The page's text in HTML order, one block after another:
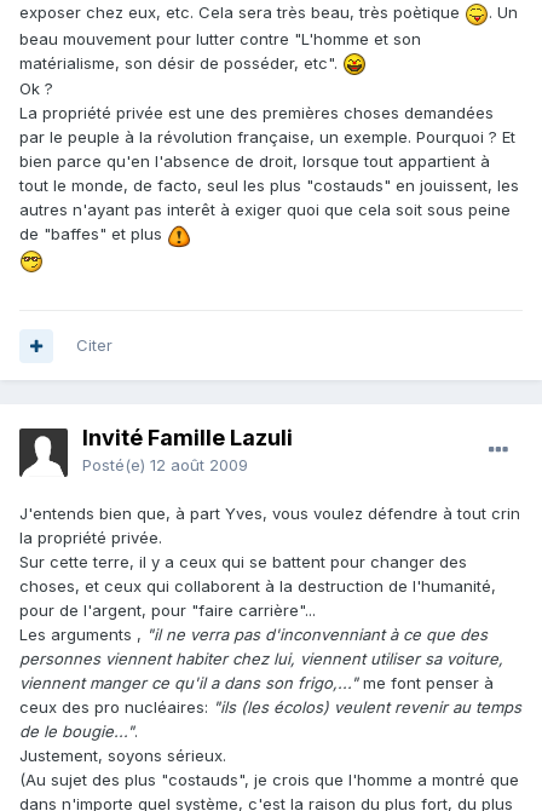
exposer chez eux, etc. Cela sera très beau, très poètique
. Un
beau mouvement pour lutter contre "L'homme et son
matérialisme, son désir de posséder, etc".
Ok ?
La propriété privée est une des premières choses demandées
par le peuple à la révolution française, un exemple. Pourquoi ? Et
bien parce qu'en l'absence de droit, lorsque tout appartient à
tout le monde, de facto, seul les plus "costauds" en jouissent, les
autres n'ayant pas interêt à exiger quoi que cela soit sous peine
de "baffes" et plus
Citer
Invité Famille Lazuli
Posté(e) 12 août 2009
J'entends bien que, à part Yves, vous voulez défendre à tout crin
la propriété privée.
Sur cette terre, il y a ceux qui se battent pour changer des
choses, et ceux qui collaborent à la destruction de l'humanité,
pour de l'argent, pour "faire carrière"...
Les arguments , "il ne verra pas d'inconvenniant à ce que des
personnes viennent habiter chez lui, viennent utiliser sa voiture,
viennent manger ce qu'il a dans son frigo,..."me font penser à
ceux des pro nucléaires: "ils (les écolos) veulent revenir au temps
de le bougie...".
Justement, soyons sérieux.
(Au sujet des plus "costauds", je crois que l'homme a montré que
dans n'importe quel système, c'est la raison du plus fort, du plus